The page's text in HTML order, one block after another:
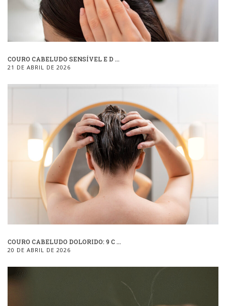
COURO CABELUDO SENSÍVEL E D ...
21 DE ABRIL DE 2026
COURO CABELUDO DOLORIDO: 9 C ...
20 DE ABRIL DE 2026